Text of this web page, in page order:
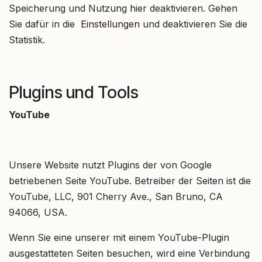
Speicherung und Nutzung hier deaktivieren. Gehen
Sie dafür in die Einstellungen und deaktivieren Sie die
Statistik.
Plugins und Tools
YouTube
Unsere Website nutzt Plugins der von Google
betriebenen Seite YouTube. Betreiber der Seiten ist die
YouTube, LLC, 901 Cherry Ave., San Bruno, CA
94066, USA.
Wenn Sie eine unserer mit einem YouTube-Plugin
ausgestatteten Seiten besuchen, wird eine Verbindung